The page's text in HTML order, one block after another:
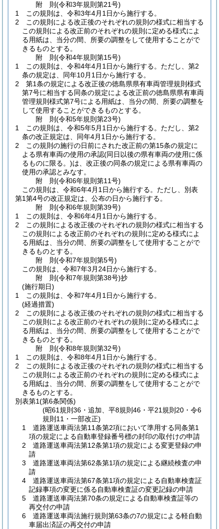
附 則(令和3年規則第21号)
1
この規則は、令和3年4月1日から施行する。
2
この規則による改正後のそれぞれの規則の様式に相当する
この規則による改正前のそれぞれの規則に定める様式によ
る用紙は、当分の間、所要の調整をして使用することがで
きるものとする。
附 則(令和4年規則第15号)
1
この規則は、令和4年4月1日から施行する。 ただし、第2
条の規定は、同年10月1日から施行する。
2
第1条の規定による改正後の徳島県県有車両管理規則様式
第7号に相当する同条の規定による改正前の徳島県県有車両
管理規則様式第7号による用紙は、当分の間、所要の調整を
して使用することができるものとする。
附 則(令和5年規則第23号)
1
この規則は、令和5年5月1日から施行する。 ただし、第2
条の改正規定は、同年4月1日から施行する。
2
この規則の施行の日前にされた改正前の第15条の規定に
よる県有車両の使用の承認(同日以後の県有車両の使用に係
るものに限る。)は、改正後の同条の規定による県有車両の
使用の承認とみなす。
附 則(令和6年規則第11号)
この規則は、令和6年4月1日から施行する。 ただし、別表
第1第4号の改正規定は、公布の日から施行する。
附 則(令和6年規則第39号)
1
この規則は、令和6年4月1日から施行する。
2
この規則による改正後のそれぞれの規則の様式に相当する
この規則による改正前のそれぞれの規則に定める様式によ
る用紙は、当分の間、所要の調整をして使用することがで
きるものとする。
附 則(令和7年規則第5号)
この規則は、令和7年3月24日から施行する。
附 則(令和7年規則第38号)抄
(施行期日)
1
この規則は、令和7年4月1日から施行する。
(経過措置)
2
この規則による改正後のそれぞれの規則の様式に相当する
この規則による改正前のそれぞれの規則に定める様式によ
る用紙は、当分の間、所要の調整をして使用することがで
きるものとする。
附 則(令和8年規則第32号)
1
この規則は、令和8年4月1日から施行する。
2
この規則による改正後のそれぞれの規則の様式に相当する
この規則による改正前のそれぞれの規則に定める様式によ
る用紙は、当分の間、所要の調整をして使用することがで
きるものとする。
別表第1(第6条関係)
(昭61規則36・追加、平8規則46・平21規則20・令6
規則11・一部改正)
1 道路運送車両法第11条第2項において準用する同条第1
項の規定による自動車登録番号標の封印の取付けの申請
2 道路運送車両法第12条第1項の規定による変更登録の申
請
3 道路運送車両法第62条第1項の規定による継続検査の申
請
4 道路運送車両法第67条第1項の規定による自動車検査証
記録事項の変更に係る自動車検査証の変更記録の申請
5 道路運送車両法第70条の規定による自動車検査証等の
再交付の申請
6 道路運送車両法施行規則第63条の7の規定による軽自動
車届出済証の再交付の申請